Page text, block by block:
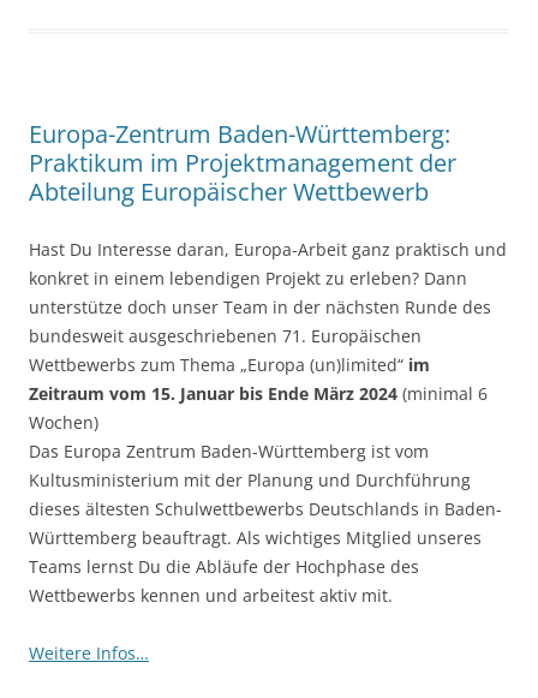
Europa-Zentrum Baden-Württemberg:
Praktikum im Projektmanagement der
Abteilung Europäischer Wettbewerb
Hast Du Interesse daran, Europa-Arbeit ganz praktisch und
konkret in einem lebendigen Projekt zu erleben? Dann
unterstütze doch unser Team in der nächsten Runde des
bundesweit ausgeschriebenen 71. Europäischen
Wettbewerbs zum Thema „Europa (un)limited“ im
Zeitraum vom 15. Januar bis Ende März 2024 (minimal 6
Wochen)
Das Europa Zentrum Baden-Württemberg ist vom
Kultusministerium mit der Planung und Durchführung
dieses ältesten Schulwettbewerbs Deutschlands in Baden-
Württemberg beauftragt. Als wichtiges Mitglied unseres
Teams lernst Du die Abläufe der Hochphase des
Wettbewerbs kennen und arbeitest aktiv mit.
Weitere Infos…